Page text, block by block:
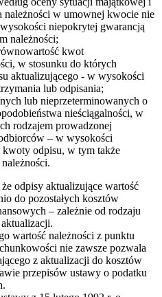
należności w umownej kwocie nie
niepokrytej gwarancją
należności;
kwot
w stosunku do których
aktualizującego - w wysokości
lub odpisania;
lub nieprzeterminowanych o
nieściągalności, w
rodzajem prowadzonej
– w wysokości
odpisu, w tym także
odpisy aktualizujące wartość
do pozostałych kosztów
– zależnie od rodzaju
wartość należności z punktu
nie zawsze pozwala
z aktualizacji do kosztów
przepisów ustawy o podatku